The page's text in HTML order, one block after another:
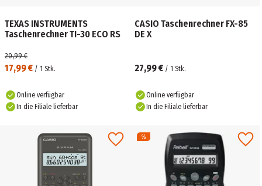
TEXAS INSTRUMENTS
Taschenrechner TI-30 ECO RS
17,99 € / 1 Stk.
20,99 €
Online verfügbar
In die Filiale lieferbar
CASIO Taschenrechner FX-85
DE X
27,99 € / 1 Stk.
Online verfügbar
In die Filiale lieferbar